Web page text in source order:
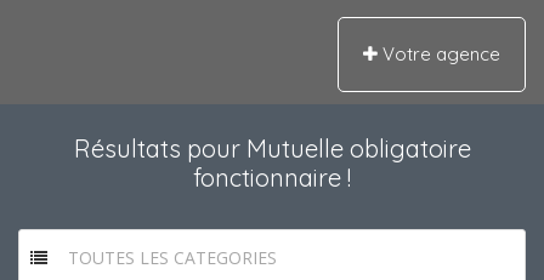
Votre agence
Résultats pour Mutuelle obligatoire
fonctionnaire !
TOUTES LES CATEGORIES